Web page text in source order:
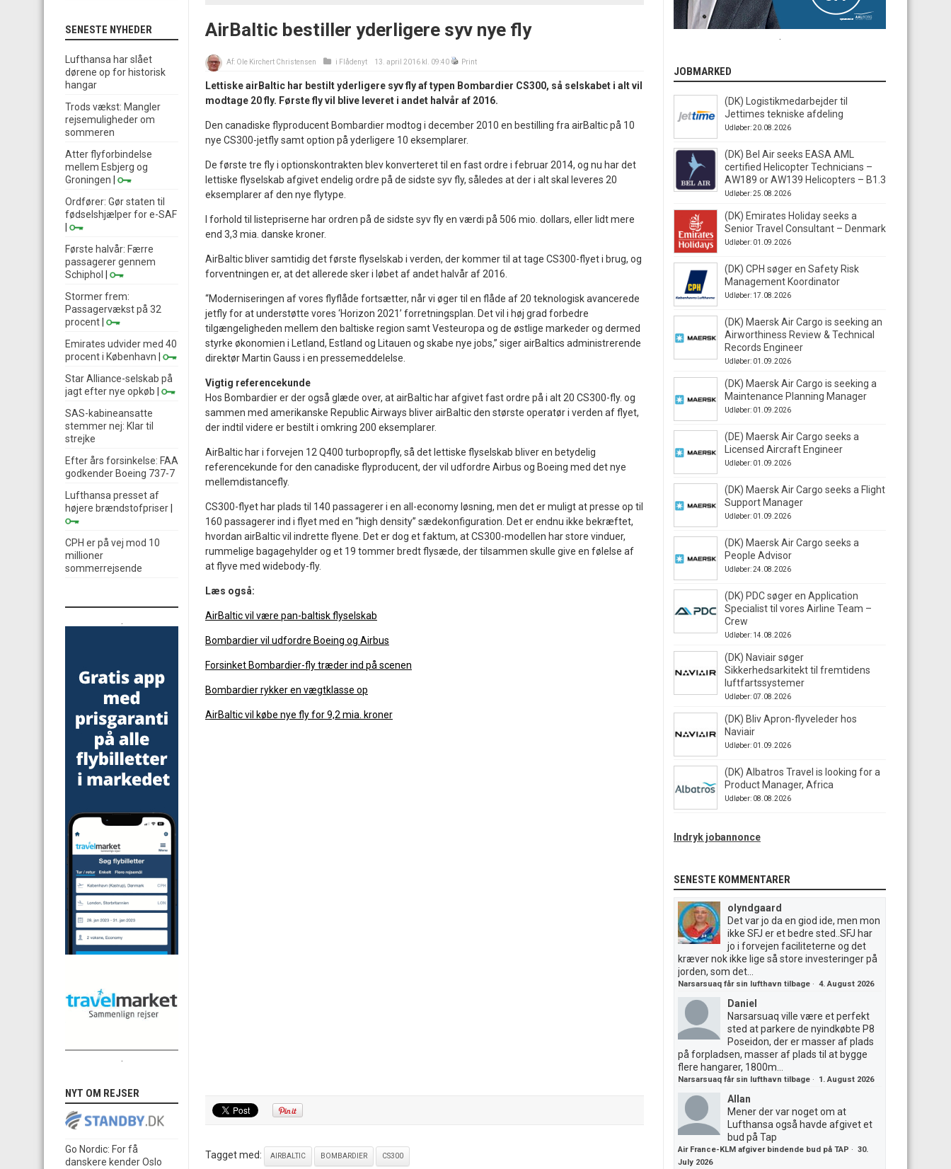
AirBaltic bestiller yderligere syv nye fly
Af: Ole Kirchert Christensen i Flådenyt 13. april 2016 kl. 09:40 Print
Lettiske airBaltic har bestilt yderligere syv fly af typen Bombardier CS300, så selskabet i alt vil
modtage 20 fly. Første fly vil blive leveret i andet halvår af 2016.
Den canadiske flyproducent Bombardier modtog i december 2010 en bestilling fra airBaltic på 10
nye CS300-jetfly samt option på yderligere 10 eksemplarer.
De første tre fly i optionskontrakten blev konverteret til en fast ordre i februar 2014, og nu har det
lettiske flyselskab afgivet endelig ordre på de sidste syv fly, således at der i alt skal leveres 20
eksemplarer af den nye flytype.
I forhold til listepriserne har ordren på de sidste syv fly en værdi på 506 mio. dollars, eller lidt mere
end 3,3 mia. danske kroner.
AirBaltic bliver samtidig det første flyselskab i verden, der kommer til at tage CS300-flyet i brug, og
forventningen er, at det allerede sker i løbet af andet halvår af 2016.
“Moderniseringen af vores flyflåde fortsætter, når vi øger til en flåde af 20 teknologisk avancerede
jetfly for at understøtte vores ‘Horizon 2021’ forretningsplan. Det vil i høj grad forbedre
tilgængeligheden mellem den baltiske region samt Vesteuropa og de østlige markeder og dermed
styrke økonomien i Letland, Estland og Litauen og skabe nye jobs,” siger airBaltics administrerende
direktør Martin Gauss i en pressemeddelelse.
Vigtig referencekunde
Hos Bombardier er der også glæde over, at airBaltic har afgivet fast ordre på i alt 20 CS300-fly. og
sammen med amerikanske Republic Airways bliver airBaltic den største operatør i verden af flyet,
der indtil videre er bestilt i omkring 200 eksemplarer.
AirBaltic har i forvejen 12 Q400 turbopropfly, så det lettiske flyselskab bliver en betydelig
referencekunde for den canadiske flyproducent, der vil udfordre Airbus og Boeing med det nye
mellemdistancefly.
CS300-flyet har plads til 140 passagerer i en all-economy løsning, men det er muligt at presse op til
160 passagerer ind i flyet med en “high density” sædekonfiguration. Det er endnu ikke bekræftet,
hvordan airBaltic vil indrette flyene. Det er dog et faktum, at CS300-modellen har store vinduer,
rummelige bagagehylder og et 19 tommer bredt flysæde, der tilsammen skulle give en følelse af
at flyve med widebody-fly.
Læs også:
AirBaltic vil være pan-baltisk flyselskab
Bombardier vil udfordre Boeing og Airbus
Forsinket Bombardier-fly træder ind på scenen
Bombardier rykker en vægtklasse op
AirBaltic vil købe nye fly for 9,2 mia. kroner
Tagget med: AIRBALTIC BOMBARDIER CS300
SENESTE NYHEDER
Lufthansa har slået
dørene op for historisk
hangar
Trods vækst: Mangler
rejsemuligheder om
sommeren
Atter flyforbindelse
mellem Esbjerg og
Groningen
Ordfører: Gør staten til
fødselshjælper for e-SAF
Første halvår: Færre
passagerer gennem
Schiphol
Stormer frem:
Passagervækst på 32
procent
Emirates udvider med 40
procent i København
Star Alliance-selskab på
jagt efter nye opkøb
SAS-kabineansatte
stemmer nej: Klar til
strejke
Efter års forsinkelse: FAA
godkender Boeing 737-7
Lufthansa presset af
højere brændstofpriser
CPH er på vej mod 10
millioner
sommerrejsende
NYT OM REJSER
Go Nordic: For få
danskere kender Oslo
JOBMARKED
(DK) Logistikmedarbejder til
Jettimes tekniske afdeling
Udløber: 20.08.2026
(DK) Bel Air seeks EASA AML
certified Helicopter Technicians –
AW189 or AW139 Helicopters – B1.3
Udløber: 25.08.2026
(DK) Emirates Holiday seeks a
Senior Travel Consultant – Denmark
Udløber: 01.09.2026
(DK) CPH søger en Safety Risk
Management Koordinator
Udløber: 17.08.2026
(DK) Maersk Air Cargo is seeking an
Airworthiness Review & Technical
Records Engineer
Udløber: 01.09.2026
(DK) Maersk Air Cargo is seeking a
Maintenance Planning Manager
Udløber: 01.09.2026
(DE) Maersk Air Cargo seeks a
Licensed Aircraft Engineer
Udløber: 01.09.2026
(DK) Maersk Air Cargo seeks a Flight
Support Manager
Udløber: 01.09.2026
(DK) Maersk Air Cargo seeks a
People Advisor
Udløber: 24.08.2026
(DK) PDC søger en Application
Specialist til vores Airline Team –
Crew
Udløber: 14.08.2026
(DK) Naviair søger
Sikkerhedsarkitekt til fremtidens
luftfartssystemer
Udløber: 07.08.2026
(DK) Bliv Apron-flyveleder hos
Naviair
Udløber: 01.09.2026
(DK) Albatros Travel is looking for a
Product Manager, Africa
Udløber: 08.08.2026
Indryk jobannonce
SENESTE KOMMENTARER
olyndgaard
Det var jo da en giod ide, men mon
ikke SFJ er et bedre sted..SFJ har
jo i forvejen faciliteterne og det
kræver nok ikke lige så store investeringer på
jorden, som det...
Narsarsuaq får sin lufthavn tilbage · 4. August 2026
Daniel
Narsarsuaq ville være et perfekt
sted at parkere de nyindkøbte P8
Poseidon, der er masser af plads
på forpladsen, masser af plads til at bygge
flere hangarer, 1800m...
Narsarsuaq får sin lufthavn tilbage · 1. August 2026
Allan
Mener der var noget om at
Lufthansa også havde afgivet et
bud på Tap
Air France-KLM afgiver bindende bud på TAP · 30.
July 2026